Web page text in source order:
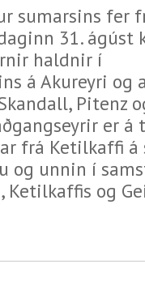
sumarsins fer
31. ágúst
haldnir í
á Akureyri og
Pitenz
er
frá Ketilkaffi
og unnin í
Ketilkaffis og